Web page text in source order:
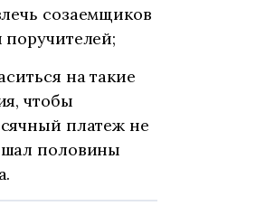
созаемщиков
на такие
чтобы
платеж не
половины